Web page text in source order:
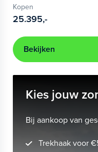
Kopen
25.395,-
Bekijken
Kies jouw
Bij aankoop van
Trekhaak voor